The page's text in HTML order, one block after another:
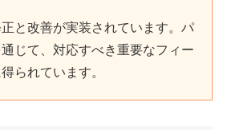
と改善が実装されています。パ
じて、対応すべき重要なフィー
られています。